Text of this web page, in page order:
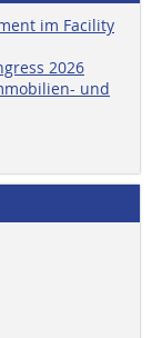
im Facility
2026
und